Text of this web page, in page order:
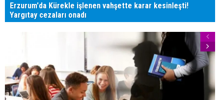
Erzurum'da Kürekle işlenen vahşette karar kesinleşti!
Yargıtay cezaları onadı